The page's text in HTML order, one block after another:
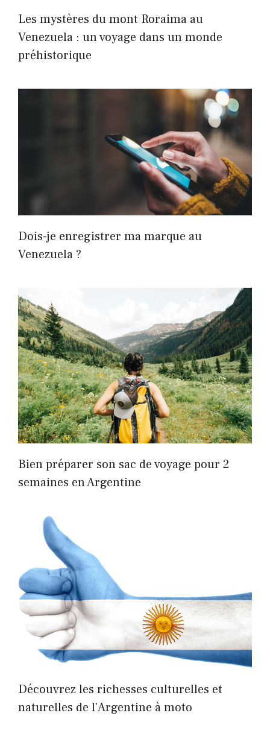
Les mystères du mont Roraima au
Venezuela : un voyage dans un monde
préhistorique
Dois-je enregistrer ma marque au
Venezuela ?
Bien préparer son sac de voyage pour 2
semaines en Argentine
Découvrez les richesses culturelles et
naturelles de l’Argentine à moto